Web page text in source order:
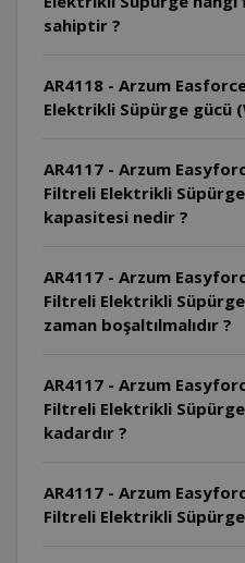
sahiptir ?
AR4118 - Arzum
Elektrikli Süpürge gücü
AR4117 - Arzum
Filtreli Elektrikli
kapasitesi nedir ?
AR4117 - Arzum
Filtreli Elektrikli
zaman boşaltılmalıdır ?
AR4117 - Arzum
Filtreli Elektrikli
kadardır ?
AR4117 - Arzum
Filtreli Elektrikli